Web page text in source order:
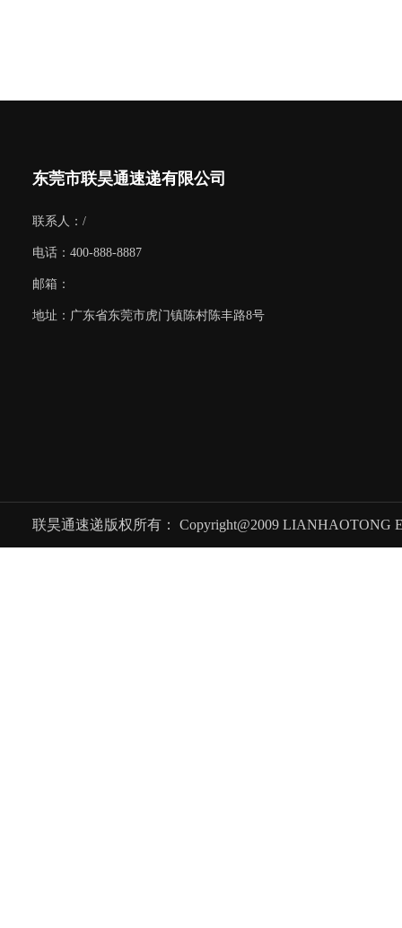
东莞市联昊通速递有限公司
联系人：/
电话：400-888-8887
邮箱：
地址：广东省东莞市虎门镇陈村陈丰路8号
联昊通速递版权所有： Copyright@2009 LIANHAOTONG